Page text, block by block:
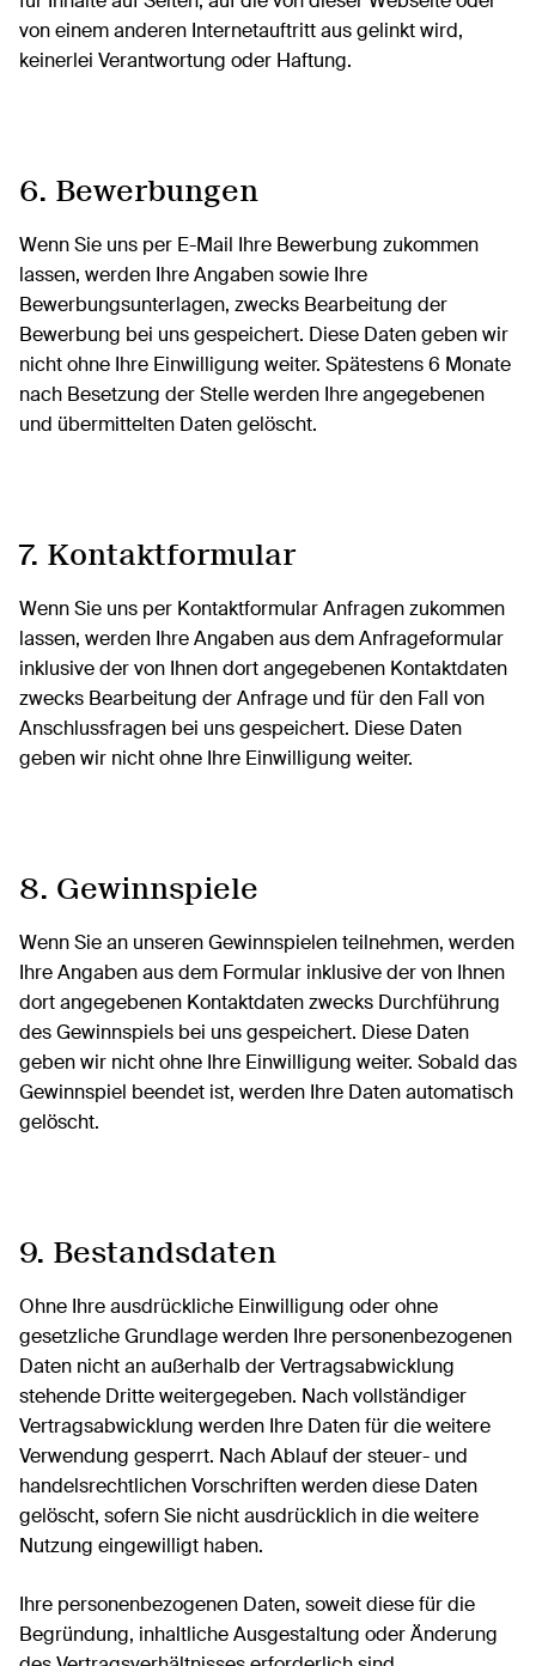
von einem anderen Internetauftritt aus gelinkt wird,
keinerlei Verantwortung oder Haftung.
6. Bewerbungen
Wenn Sie uns per E-Mail Ihre Bewerbung zukommen
lassen, werden Ihre Angaben sowie Ihre
Bewerbungsunterlagen, zwecks Bearbeitung der
Bewerbung bei uns gespeichert. Diese Daten geben wir
nicht ohne Ihre Einwilligung weiter. Spätestens 6 Monate
nach Besetzung der Stelle werden Ihre angegebenen
und übermittelten Daten gelöscht.
7. Kontaktformular
Wenn Sie uns per Kontaktformular Anfragen zukommen
lassen, werden Ihre Angaben aus dem Anfrageformular
inklusive der von Ihnen dort angegebenen Kontaktdaten
zwecks Bearbeitung der Anfrage und für den Fall von
Anschlussfragen bei uns gespeichert. Diese Daten
geben wir nicht ohne Ihre Einwilligung weiter.
8. Gewinnspiele
Wenn Sie an unseren Gewinnspielen teilnehmen, werden
Ihre Angaben aus dem Formular inklusive der von Ihnen
dort angegebenen Kontaktdaten zwecks Durchführung
des Gewinnspiels bei uns gespeichert. Diese Daten
geben wir nicht ohne Ihre Einwilligung weiter. Sobald das
Gewinnspiel beendet ist, werden Ihre Daten automatisch
gelöscht.
9. Bestandsdaten
Ohne Ihre ausdrückliche Einwilligung oder ohne
gesetzliche Grundlage werden Ihre personenbezogenen
Daten nicht an außerhalb der Vertragsabwicklung
stehende Dritte weitergegeben. Nach vollständiger
Vertragsabwicklung werden Ihre Daten für die weitere
Verwendung gesperrt. Nach Ablauf der steuer- und
handelsrechtlichen Vorschriften werden diese Daten
gelöscht, sofern Sie nicht ausdrücklich in die weitere
Nutzung eingewilligt haben.
Ihre personenbezogenen Daten, soweit diese für die
Begründung, inhaltliche Ausgestaltung oder Änderung